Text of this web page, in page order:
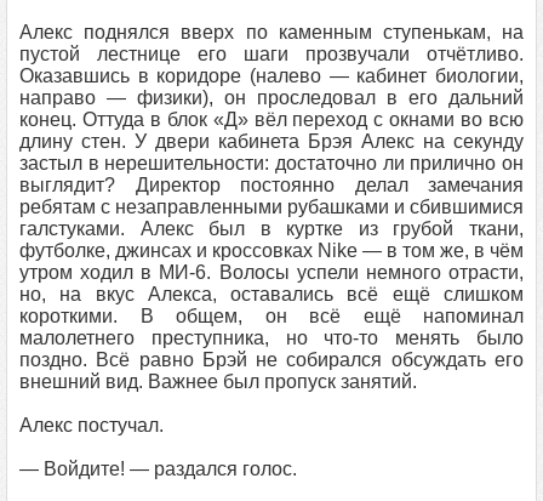
Алекс поднялся вверх по каменным ступенькам, на
пустой лестнице его шаги прозвучали отчётливо.
Оказавшись в коридоре (налево — кабинет биологии,
направо — физики), он проследовал в его дальний
конец. Оттуда в блок «Д» вёл переход с окнами во всю
длину стен. У двери кабинета Брэя Алекс на секунду
застыл в нерешительности: достаточно ли прилично он
выглядит? Директор постоянно делал замечания
ребятам с незаправленными рубашками и сбившимися
галстуками. Алекс был в куртке из грубой ткани,
футболке, джинсах и кроссовках Nike — в том же, в чём
утром ходил в МИ-6. Волосы успели немного отрасти,
но, на вкус Алекса, оставались всё ещё слишком
короткими. В общем, он всё ещё напоминал
малолетнего преступника, но что-то менять было
поздно. Всё равно Брэй не собирался обсуждать его
внешний вид. Важнее был пропуск занятий.
Алекс постучал.
— Войдите! — раздался голос.